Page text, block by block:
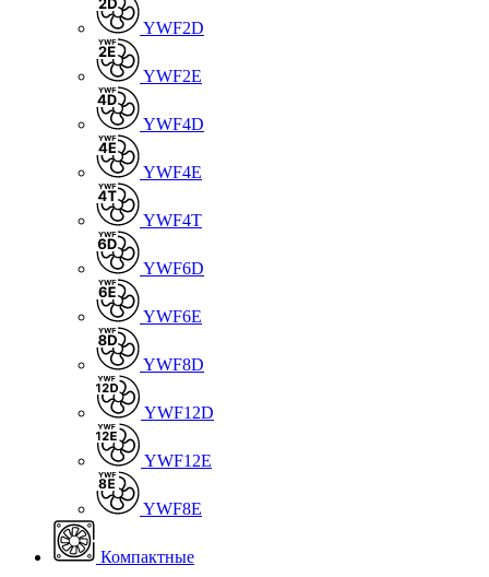
YWF2D
YWF2E
YWF4D
YWF4E
YWF4T
YWF6D
YWF6E
YWF8D
YWF12D
YWF12E
YWF8E
Компактные